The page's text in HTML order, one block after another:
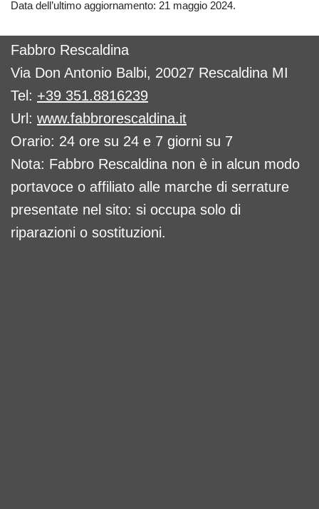
Data dell’ultimo aggiornamento: 21 maggio 2024.
Fabbro Rescaldina
Via Don Antonio Balbi, 20027 Rescaldina MI
Tel: +39 351.8816239
Url: www.fabbrorescaldina.it
Orario: 24 ore su 24 e 7 giorni su 7
Nota: Fabbro Rescaldina non è in alcun modo
portavoce o affiliato alle marche di serrature
presentate nel sito: si occupa solo di
riparazioni o sostituzioni.